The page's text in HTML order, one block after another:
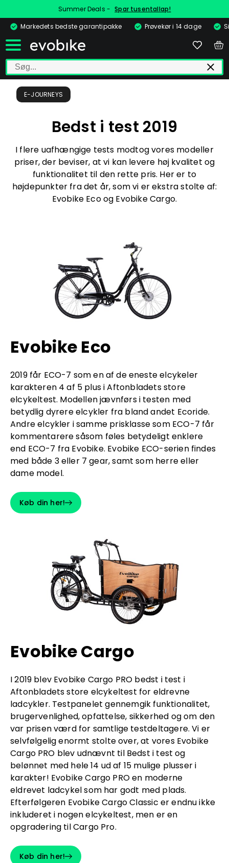
Summer Deals - Spar tusentallap!
Markedets bedste garantipakke
Prøvekør i 14 dage
E-JOURNEYS
Bedst i test 2019
I flere uafhængige tests modtog vores modeller
priser, der beviser, at vi kan levere høj kvalitet og
funktionalitet til den rette pris. Her er to
højdepunkter fra det år, som vi er ekstra stolte af:
Evobike Eco og Evobike Cargo.
Evobike Eco
2019 får ECO-7 som en af de eneste elcykeler
karakteren 4 af 5 plus i Aftonbladets store
elcykeltest. Modellen jævnførs i testen med
betydlig dyrere elcykler fra bland andet Ecoride.
Andre elcykler i samme prisklasse som ECO-7 får
kommentarere såsom føles betydeligt enklere
end ECO-7 fra Evobike. Evobike ECO-serien findes
med både 3 eller 7 gear, samt som herre eller
dame model.
Køb din her!
Evobike Cargo
I 2019 blev Evobike Cargo PRO bedst i test i
Aftonbladets store elcykeltest for eldrevne
ladcykler. Testpanelet gennemgik funktionalitet,
brugervenlighed, opfattelse, sikkerhed og om den
var prisen værd for samtlige testdeltagere. Vi er
selvfølgelig enormt stolte over, at vores Evobike
Cargo PRO blev udnævnt til Bedst i test og
belønnet med hele 14 ud af 15 mulige plusser i
karakter! Evobike Cargo PRO en moderne
eldrevet ladcykel som har godt med plads.
Efterfølgeren Evobike Cargo Classic er endnu ikke
inkluderet i nogen elcykeltest, men er en
opgradering til Cargo Pro.
Køb din her!